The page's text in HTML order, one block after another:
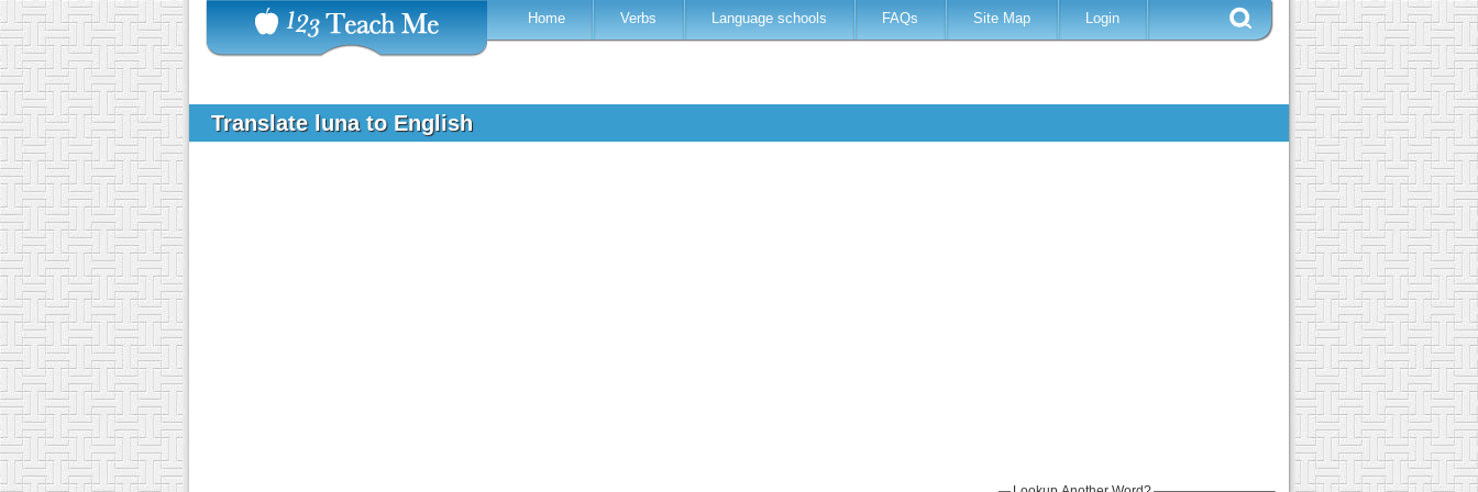
Home Verbs Language schools FAQs Site Map Login
Translate luna to English